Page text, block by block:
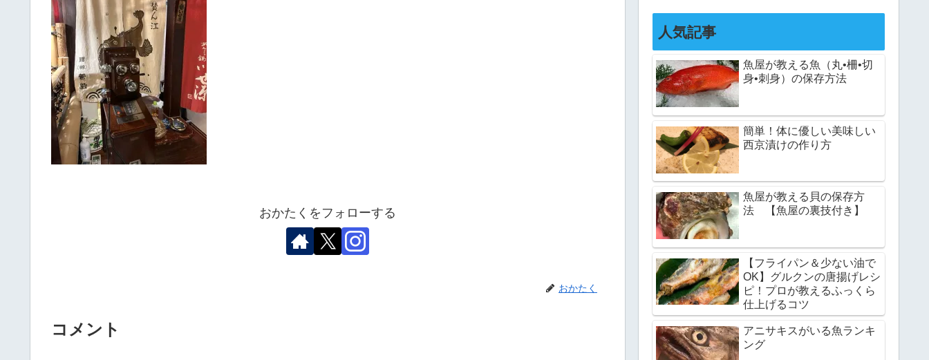
おかたくをフォローする
おかたく
コメント
人気記事
魚屋が教える魚（丸•柵•切
身•刺身）の保存方法
簡単！体に優しい美味しい
西京漬けの作り方
魚屋が教える貝の保存方
法 【魚屋の裏技付き】
【フライパン＆少ない油で
OK】グルクンの唐揚げレシ
ピ！プロが教えるふっくら
仕上げるコツ
アニサキスがいる魚ランキ
ング